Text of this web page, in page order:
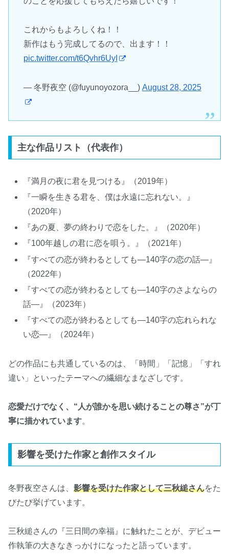
これからもよろしくね！！
新作はもう完成してるので、出ます！！
pic.twitter.com/t6Qvhr6UyI
— 冬野夜空 (@fuyunoyozora__) August 28, 2025
主な作品リスト（代表作）
『満月の夜に君を見つける』（2019年）
『一瞬を生きる君を、僕は永遠に忘れない。』
（2020年）
『あの夏、夢の終わりで恋をした。』（2020年）
『100年越しの君に恋を唄う。』（2021年）
『すべての恋が終わるとしても―140字の恋の話―』
（2022年）
『すべての恋が終わるとしても―140字のさよならの
話―』（2023年）
『すべての恋が終わるとしても―140字の忘れられな
い恋―』（2024年）
どの作品にも共通しているのは、「時間」「記憶」「すれ
違い」といったテーマへの繊細なまなざしです。
恋愛だけでなく、“人が誰かを思い続けることの尊さ”が丁
寧に描かれています。
影響を受けた作家と創作スタイル
冬野夜空さんは、 影響を受けた作家として三秋縋さんをた
びたび挙げています。
三秋縋さんの『三日間の幸福』に触れたことが、デビュー
作執筆の大きなきっかけになったと語っています。